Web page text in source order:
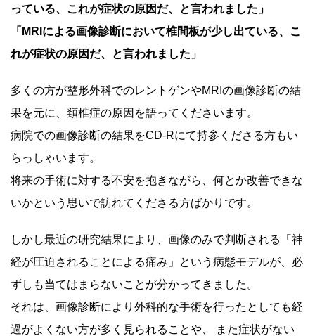
っている、これが症状の原因だ、と言われました」
「MRIによる画像診断において椎間板が少し出ている、こ
れが症状の原因だ、と言われました」
多くの方が整形外科でのレントゲンやMRIの画像診断の結
果を元に、頚椎症の原因を語ってくださいます。
病院での画像診断の結果をCD-Rにて持参くださる方もい
らっしゃいます。
将来の手術に対する不安を抱きながら、何とか改善できな
いかという思いで訪れてくださる方ばかりです。
しかし最近の研究結果により、画像のみで判断される「神
経が圧迫されることによる痛み」という病態モデルが、必
ずしも当てはまらないことが分かってきました。
それは、画像診断により外科的な手術を行ったとしても経
過がよくない方が多く見られることや、 また症状がない